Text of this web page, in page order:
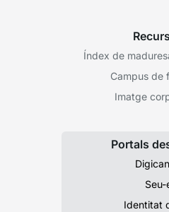
Índex de
Campus de
Imatge
Portals
Seu-
Identitat